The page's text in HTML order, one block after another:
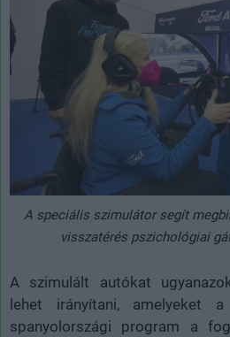
A speciális szimulátor segít
visszatérés pszichológiai
A szimulált autókat
lehet irányítani, amelyeket
spanyolországi program a